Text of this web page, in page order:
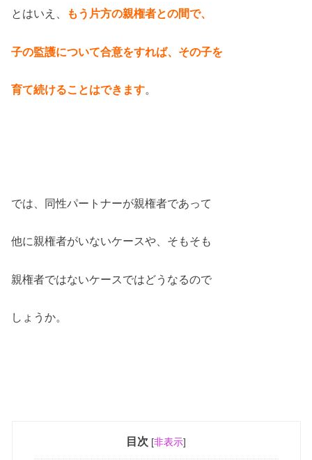
とはいえ、 もう片方の親権者との間で、
子の監護について合意をすれば、その子を
育て続けることはできます。
では、同性パートナーが親権者であって
他に親権者がいないケースや、そもそも
親権者ではないケースではどうなるので
しょうか。
目次 [非表示]